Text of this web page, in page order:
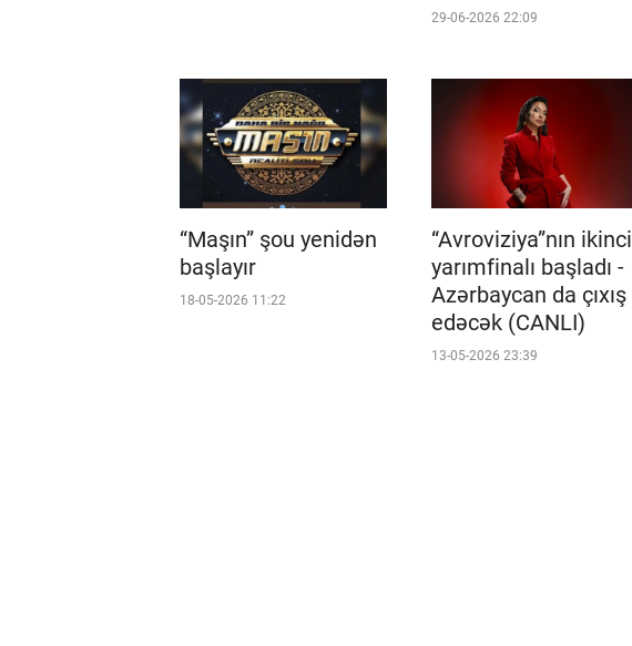
29-06-2026 22:09
“Maşın” şou yenidən
başlayır
18-05-2026 11:22
“Avroviziya”nın ikinci
yarımfinalı başladı -
Azərbaycan da çıxış
edəcək (CANLI)
13-05-2026 23:39